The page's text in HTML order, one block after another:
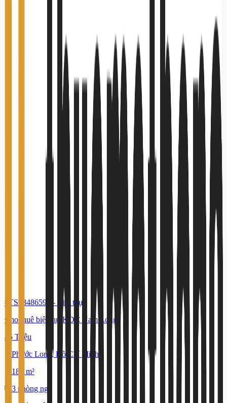
#TS98486592 -
Biệt thự
Cho thuê biệt thự KDC Nam Long
45 Triệu
Phước Long, Hồ Chí Minh
180 m²
3 phòng ngủ